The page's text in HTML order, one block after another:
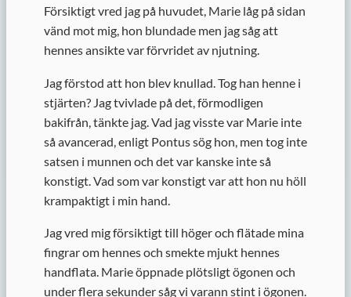
Försiktigt vred jag på huvudet, Marie låg på sidan
vänd mot mig, hon blundade men jag såg att
hennes ansikte var förvridet av njutning.
Jag förstod att hon blev knullad. Tog han henne i
stjärten? Jag tvivlade på det, förmodligen
bakifrån, tänkte jag. Vad jag visste var Marie inte
så avancerad, enligt Pontus sög hon, men tog inte
satsen i munnen och det var kanske inte så
konstigt. Vad som var konstigt var att hon nu höll
krampaktigt i min hand.
Jag vred mig försiktigt till höger och flätade mina
fingrar om hennes och smekte mjukt hennes
handflata. Marie öppnade plötsligt ögonen och
under flera sekunder såg vi varann stint i ögonen.